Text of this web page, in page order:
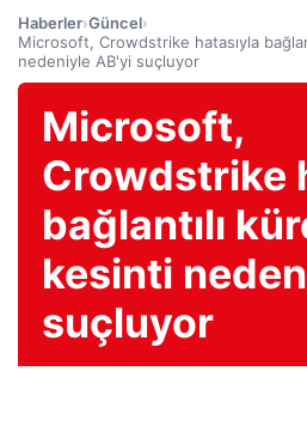
Haberler›Güncel›
Microsoft, Crowdstrike hatasıyla
nedeniyle AB'yi suçluyor
Microsoft,
Crowdstrike
bağlantılı
kesinti
suçluyor